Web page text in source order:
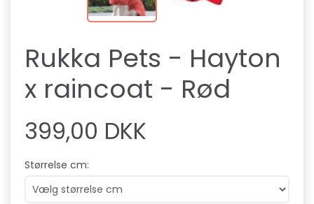
Rukka Pets - Hayton
x raincoat - Rød
399,00 DKK
Størrelse cm: